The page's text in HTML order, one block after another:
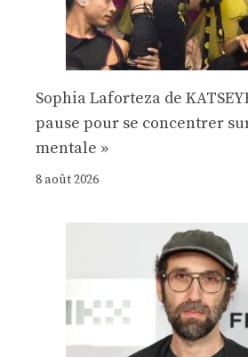
Sophia Laforteza de
pause pour se concentrer
mentale »
8 août 2026